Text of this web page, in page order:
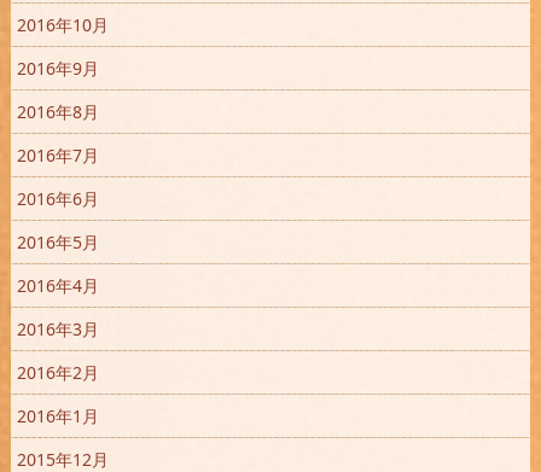
2016年10月
2016年9月
2016年8月
2016年7月
2016年6月
2016年5月
2016年4月
2016年3月
2016年2月
2016年1月
2015年12月